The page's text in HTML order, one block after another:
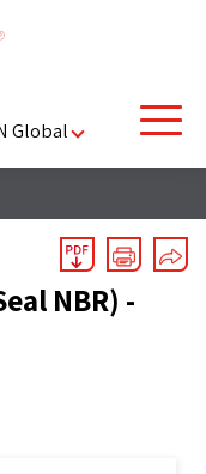
Global
NBR) -